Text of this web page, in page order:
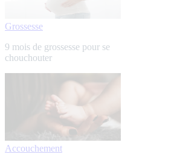
Grossesse
9 mois de grossesse pour se
chouchouter
Accouchement